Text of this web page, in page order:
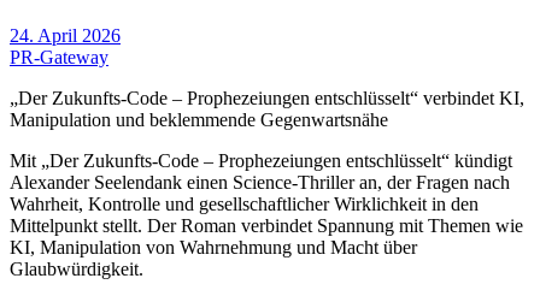
24. April 2026
PR-Gateway
„Der Zukunfts-Code – Prophezeiungen entschlüsselt“ verbindet KI,
Manipulation und beklemmende Gegenwartsnähe
Mit „Der Zukunfts-Code – Prophezeiungen entschlüsselt“ kündigt
Alexander Seelendank einen Science-Thriller an, der Fragen nach
Wahrheit, Kontrolle und gesellschaftlicher Wirklichkeit in den
Mittelpunkt stellt. Der Roman verbindet Spannung mit Themen wie
KI, Manipulation von Wahrnehmung und Macht über
Glaubwürdigkeit.